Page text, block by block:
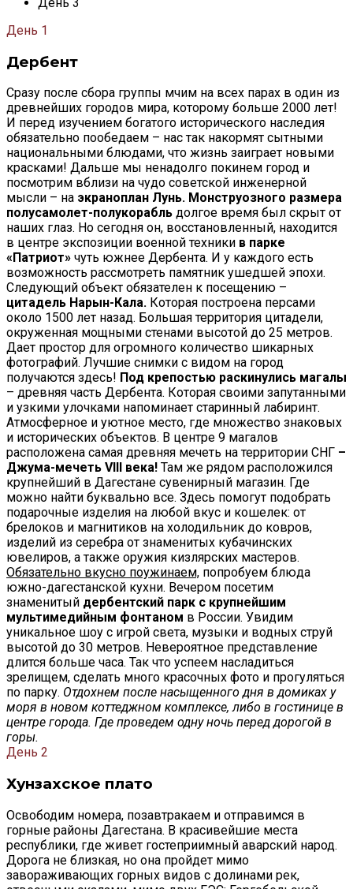
День 1
Дербент
Сразу после сбора группы мчим на всех парах в один из
древнейших городов мира, которому больше 2000 лет!
И перед изучением богатого исторического наследия
обязательно пообедаем – нас так накормят сытными
национальными блюдами, что жизнь заиграет новыми
красками! Дальше мы ненадолго покинем город и
посмотрим вблизи на чудо советской инженерной
мысли – на экраноплан Лунь. Монструозного размера
полусамолет-полукорабль долгое время был скрыт от
наших глаз. Но сегодня он, восстановленный, находится
в центре экспозиции военной техники в парке
«Патриот» чуть южнее Дербента. И у каждого есть
возможность рассмотреть памятник ушедшей эпохи.
Следующий объект обязателен к посещению –
цитадель Нарын-Кала. Которая построена персами
около 1500 лет назад. Большая территория цитадели,
окруженная мощными стенами высотой до 25 метров.
Дает простор для огромного количество шикарных
фотографий. Лучшие снимки с видом на город
получаются здесь! Под крепостью раскинулись магалы
– древняя часть Дербента. Которая своими запутанными
и узкими улочками напоминает старинный лабиринт.
Атмосферное и уютное место, где множество знаковых
и исторических объектов. В центре 9 магалов
расположена самая древняя мечеть на территории СНГ –
Джума-мечеть VIII века! Там же рядом расположился
крупнейший в Дагестане сувенирный магазин. Где
можно найти буквально все. Здесь помогут подобрать
подарочные изделия на любой вкус и кошелек: от
брелоков и магнитиков на холодильник до ковров,
изделий из серебра от знаменитых кубачинских
ювелиров, а также оружия кизлярских мастеров.
Обязательно вкусно поужинаем, попробуем блюда
южно-дагестанской кухни. Вечером посетим
знаменитый дербентский парк с крупнейшим
мультимедийным фонтаном в России. Увидим
уникальное шоу с игрой света, музыки и водных струй
высотой до 30 метров. Невероятное представление
длится больше часа. Так что успеем насладиться
зрелищем, сделать много красочных фото и прогуляться
по парку. Отдохнем после насыщенного дня в домиках у
моря в новом коттеджном комплексе, либо в гостинице в
центре города. Где проведем одну ночь перед дорогой в
горы.
День 2
Хунзахское плато
Освободим номера, позавтракаем и отправимся в
горные районы Дагестана. В красивейшие места
республики, где живет гостеприимный аварский народ.
Дорога не близкая, но она пройдет мимо
завораживающих горных видов с долинами рек,